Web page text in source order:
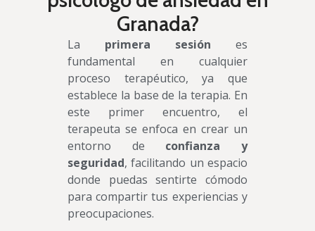
Granada?
La primera sesión es
fundamental en cualquier
proceso terapéutico, ya que
establece la base de la terapia. En
este primer encuentro, el
terapeuta se enfoca en crear un
entorno de confianza y
seguridad, facilitando un espacio
donde puedas sentirte cómodo
para compartir tus experiencias y
preocupaciones.